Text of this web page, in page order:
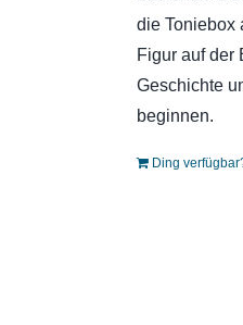
die Toniebox
Figur auf der
Geschichte
beginnen.
Ding